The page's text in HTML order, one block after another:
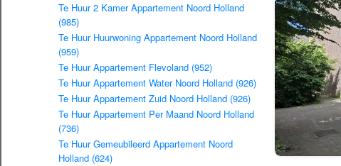
Te Huur 2 Kamer Appartement Noord Holland
(985)
Te Huur Huurwoning Appartement Noord Holland
(959)
Te Huur Appartement Flevoland (952)
Te Huur Appartement Water Noord Holland (926)
Te Huur Appartement Zuid Noord Holland (926)
Te Huur Appartement Per Maand Noord Holland
(736)
Te Huur Gemeubileerd Appartement Noord
Holland (624)